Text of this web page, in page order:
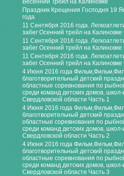
Весенний Трейл на Калиновке
Праздник Крещения Господня 19
года
11 Сентября 2016 года.
забег Осенний трейл на Калиновке
11 Сентября 2016 года.
забег Осенний трейл на Калиновке
11 Сентября 2016 года.
забег Осенний трейл на Калиновке
4 Июня 2016 года
благотворительный детский
областные соревнования по
среди команд детских домов,
Свердловской области Часть 1
4 Июня 2016 года
благотворительный детский
областные соревнования по
среди команд детских домов,
Свердловской области Часть 2
4 Июня 2016 года
благотворительный детский
областные соревнования по
среди команд детских домов,
Свердловской области Часть 3